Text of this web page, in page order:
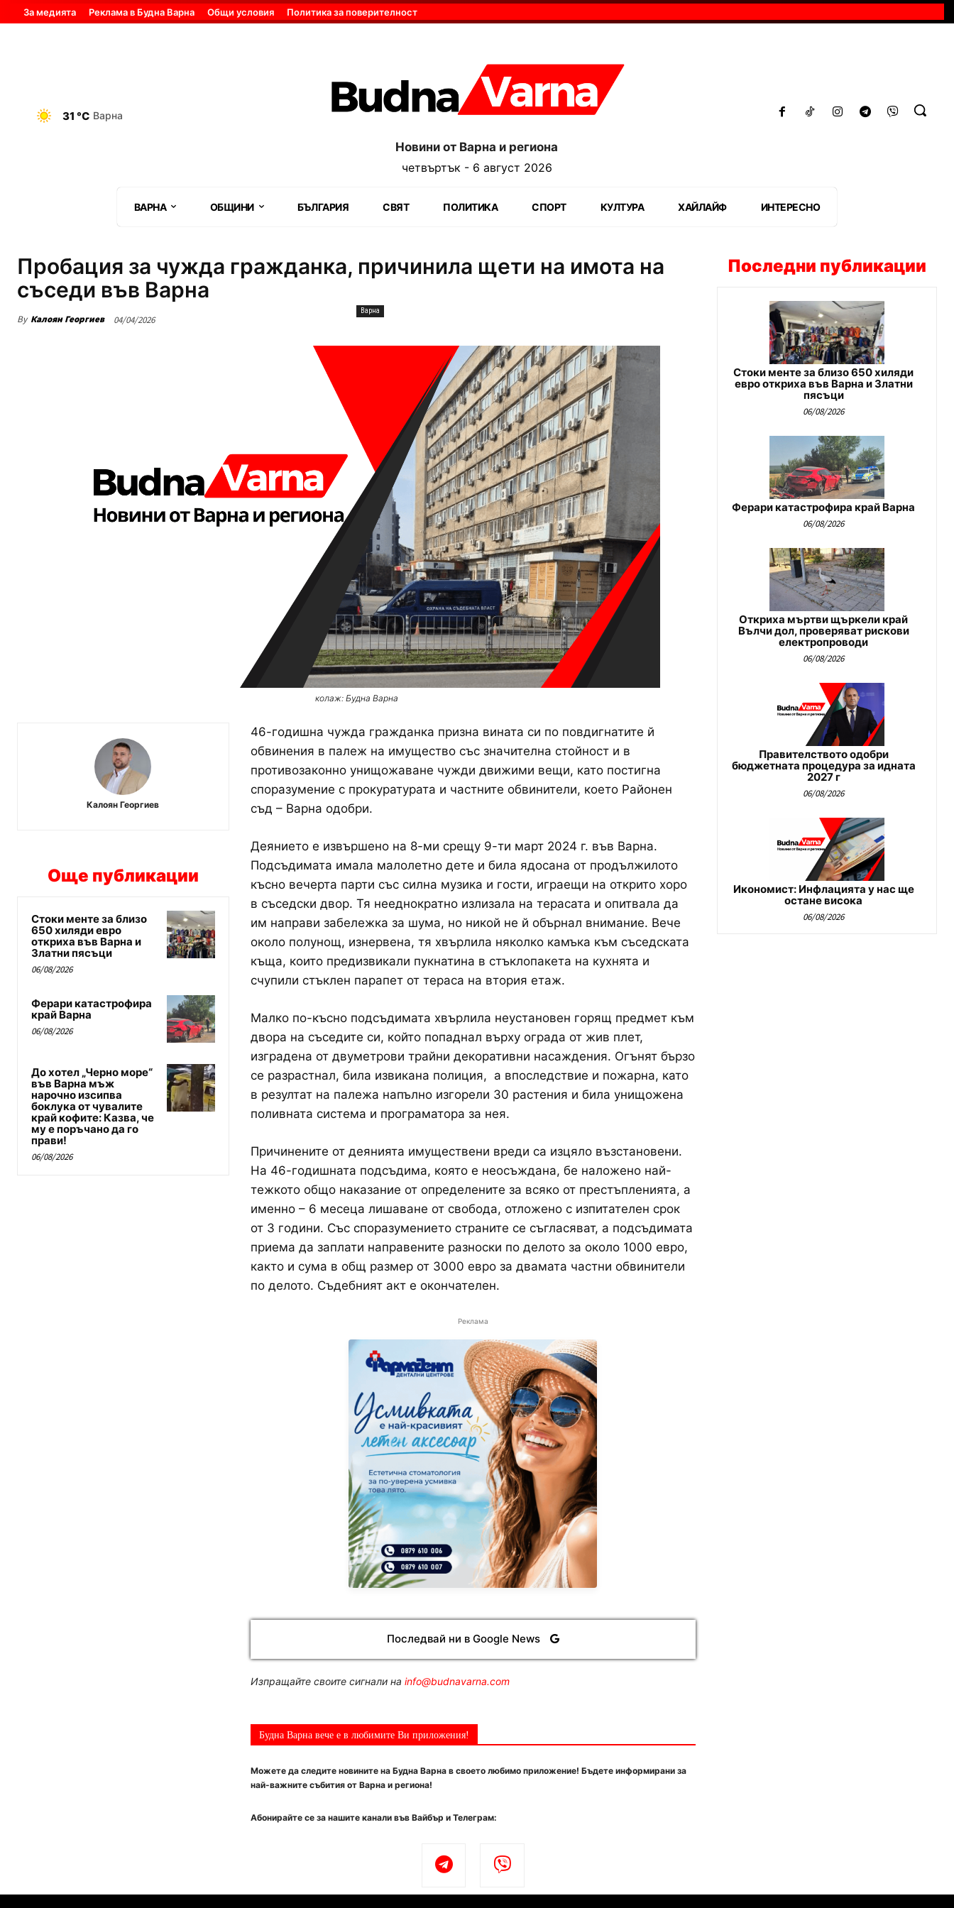
За медията Реклама в Будна Варна Общи условия Политика за поверителност
31 °C Варна
Новини от Варна и региона
четвъртък - 6 август 2026
ВАРНА ОБЩИНИ БЪЛГАРИЯ СВЯТ ПОЛИТИКА СПОРТ КУЛТУРА ХАЙЛАЙФ ИНТЕРЕСНО
Пробация за чужда гражданка, причинила щети на имота на
съседи във Варна
By Калоян Георгиев 04/04/2026
Варна
колаж: Будна Варна
Калоян Георгиев
Още публикации
Стоки менте за близо
650 хиляди евро
откриха във Варна и
Златни пясъци
06/08/2026
Ферари катастрофира
край Варна
06/08/2026
До хотел „Черно море“
във Варна мъж
нарочно изсипва
боклука от чувалите
край кофите: Казва, че
му е поръчано да го
прави!
06/08/2026
46-годишна чужда гражданка призна вината си по повдигнатите й
обвинения в палеж на имущество със значителна стойност и в
противозаконно унищожаване чужди движими вещи, като постигна
споразумение с прокуратурата и частните обвинители, което Районен
съд – Варна одобри.
Деянието е извършено на 8-ми срещу 9-ти март 2024 г. във Варна.
Подсъдимата имала малолетно дете и била ядосана от продължилото
късно вечерта парти със силна музика и гости, играещи на открито хоро
в съседски двор. Тя нееднократно излизала на терасата и опитвала да
им направи забележка за шума, но никой не й обърнал внимание. Вече
около полунощ, изнервена, тя хвърлила няколко камъка към съседската
къща, които предизвикали пукнатина в стъклопакета на кухнята и
счупили стъклен парапет от тераса на втория етаж.
Малко по-късно подсъдимата хвърлила неустановен горящ предмет към
двора на съседите си, който попаднал върху ограда от жив плет,
изградена от двуметрови трайни декоративни насаждения. Огънят бързо
се разрастнал, била извикана полиция, а впоследствие и пожарна, като
в резултат на палежа напълно изгорели 30 растения и била унищожена
поливната система и програматора за нея.
Причинените от деянията имуществени вреди са изцяло възстановени.
На 46-годишната подсъдима, която е неосъждана, бе наложено най-
тежкото общо наказание от определените за всяко от престъпленията, а
именно – 6 месеца лишаване от свобода, отложено с изпитателен срок
от 3 години. Със споразумението страните се съгласяват, а подсъдимата
приема да заплати направените разноски по делото за около 1000 евро,
както и сума в общ размер от 3000 евро за двамата частни обвинители
по делото. Съдебният акт е окончателен.
Реклама
Последвай ни в Google News
Изпращайте своите сигнали на info@budnavarna.com
Будна Варна вече е в любимите Ви приложения!
Можете да следите новините на Будна Варна в своето любимо приложение! Бъдете информирани за
най-важните събития от Варна и региона!
Абонирайте се за нашите канали във Вайбър и Телеграм:
Последни публикации
Стоки менте за близо 650 хиляди
евро откриха във Варна и Златни
пясъци
06/08/2026
Ферари катастрофира край Варна
06/08/2026
Откриха мъртви щъркели край
Вълчи дол, проверяват рискови
електропроводи
06/08/2026
Правителството одобри
бюджетната процедура за идната
2027 г
06/08/2026
Икономист: Инфлацията у нас ще
остане висока
06/08/2026